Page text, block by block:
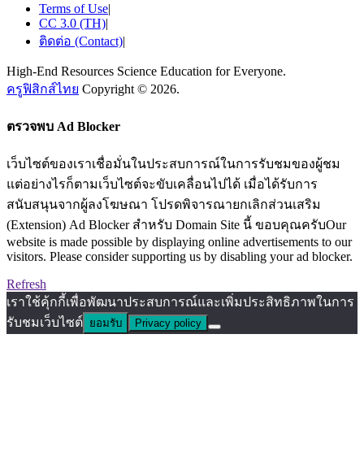
Terms of Use|
CC 3.0 (TH)|
ติดต่อ (Contact)|
High-End Resources Science Education for Everyone.
ครูฟิสิกส์ไทย Copyright © 2026.
ตรวจพบ Ad Blocker
เว็บไซต์ของเราเชื่อมั่นในประสบการณ์ในการรับชมของผู้ชม
แต่อย่างไรก็ตามเว็บไซต์จะขับเคลื่อนไปได้ เมื่อได้รับการ
สนับสนุนจากผู้ลงโฆษณา โปรดพิจารณายกเลิกส่วนเสริม
(Extension) Ad Blocker สำหรับ Domain Site นี้ ขอบคุณครับOur
website is made possible by displaying online advertisements to our
visitors. Please consider supporting us by disabling your ad blocker.
Refresh
เราใช้คุ้กกี้เพื่อพัฒนาประสบการณ์และเพิ่มประสิทธิภาพในการ
รับชมเว็บไซต์ ยอมรับ Privacy policy